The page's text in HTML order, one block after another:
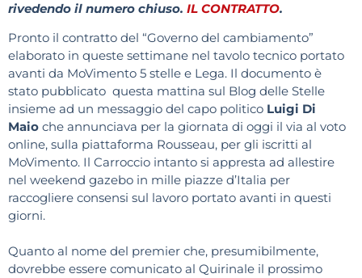
rivedendo il numero chiuso. IL CONTRATTO.
Pronto il contratto del “Governo del cambiamento”
elaborato in queste settimane nel tavolo tecnico portato
avanti da MoVimento 5 stelle e Lega. Il documento è
stato pubblicato questa mattina sul Blog delle Stelle
insieme ad un messaggio del capo politico Luigi Di
Maio che annunciava per la giornata di oggi il via al voto
online, sulla piattaforma Rousseau, per gli iscritti al
MoVimento. Il Carroccio intanto si appresta ad allestire
nel weekend gazebo in mille piazze d’Italia per
raccogliere consensi sul lavoro portato avanti in questi
giorni.
Quanto al nome del premier che, presumibilmente,
dovrebbe essere comunicato al Quirinale il prossimo